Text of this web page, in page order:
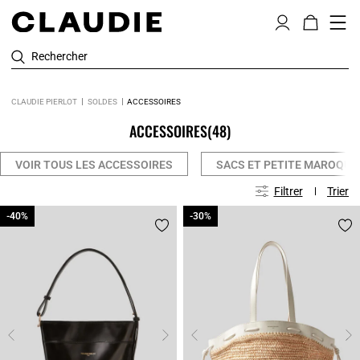
Rechercher
CLAUDIE PIERLOT SOLDES ACCESSOIRES
ACCESSOIRES(48)
VOIR TOUS LES ACCESSOIRES SACS ET PETITE
Filtrer Trier
-40%
-40% -30%
-30%